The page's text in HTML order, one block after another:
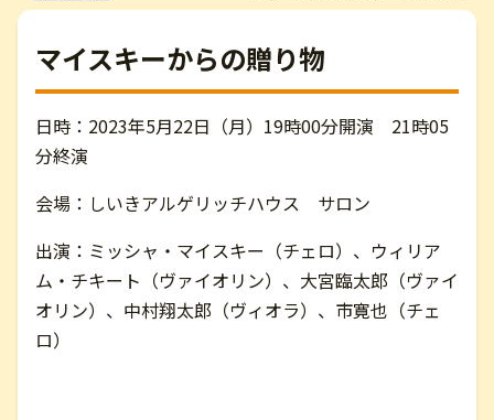
English
マイスキーからの贈り物
日時：2023年5月22日（月）19時00分開演 21時05
分終演
会場：しいきアルゲリッチハウス サロン
出演：ミッシャ・マイスキー（チェロ）、ウィリア
ム・チキート（ヴァイオリン）、大宮臨太郎（ヴァイ
オリン）、中村翔太郎（ヴィオラ）、市寛也（チェ
ロ）